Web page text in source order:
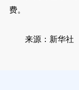
费。
来源：新华社